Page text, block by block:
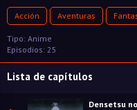
Acción Aventuras
Tipo: Anime
Episodios: 25
Lista de capítulos
Densetsu